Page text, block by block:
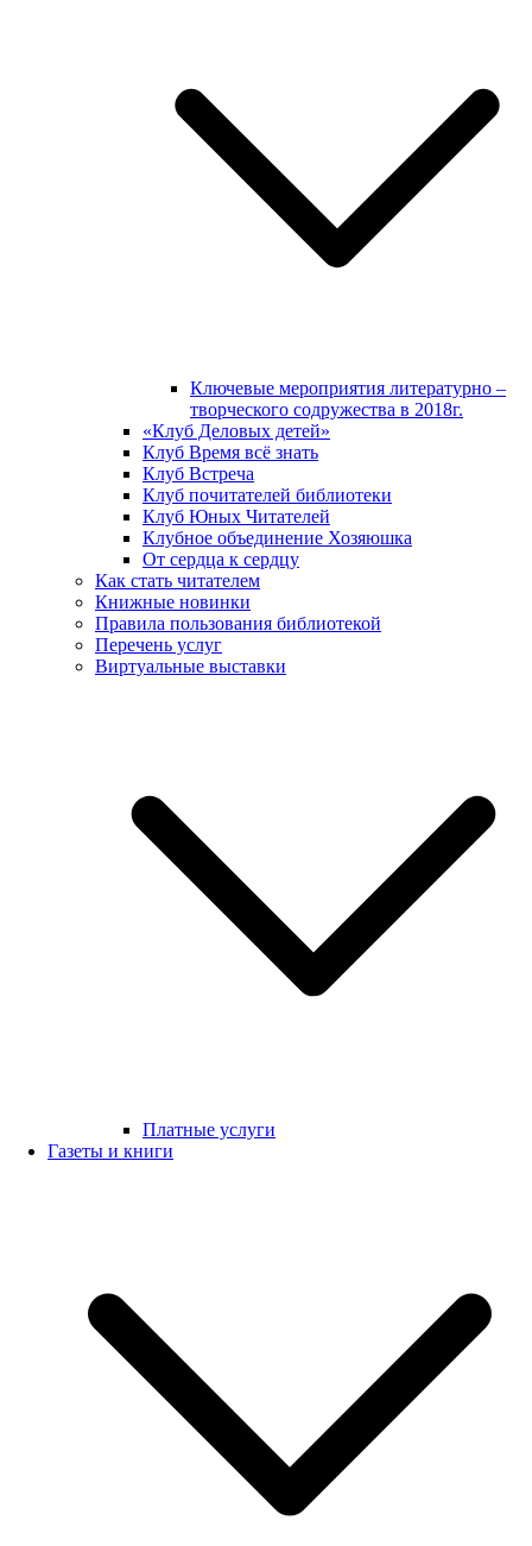
Ключевые мероприятия литературно –
творческого содружества в 2018г.
«Клуб Деловых детей»
Клуб Время всё знать
Клуб Встреча
Клуб почитателей библиотеки
Клуб Юных Читателей
Клубное объединение Хозяюшка
От сердца к сердцу
Как стать читателем
Книжные новинки
Правила пользования библиотекой
Перечень услуг
Виртуальные выставки
Платные услуги
Газеты и книги